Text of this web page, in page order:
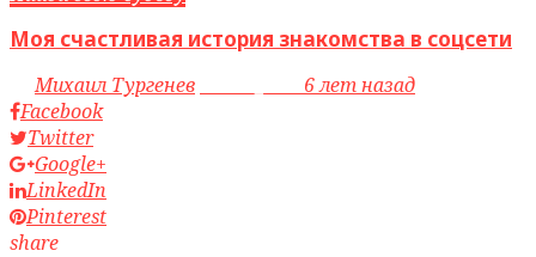
Моя счастливая история знакомства в соцсети
byМихаил Тургенев
6 лет назад
Facebook
Twitter
Google+
LinkedIn
Pinterest
share